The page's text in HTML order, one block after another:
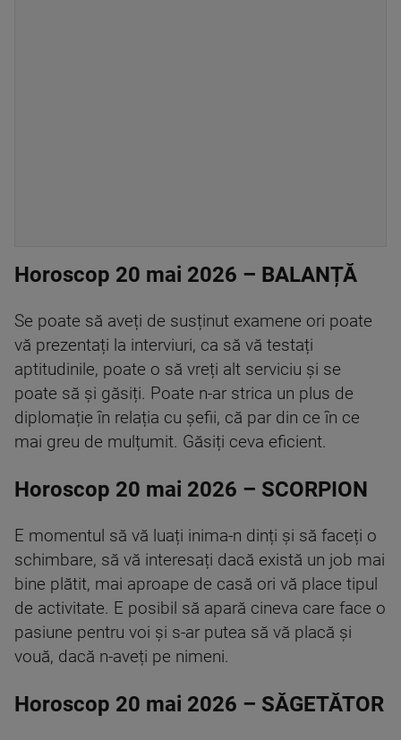
Horoscop 20 mai 2026 – BALANȚĂ
Se poate să aveți de susținut examene ori poate
vă prezentați la interviuri, ca să vă testați
aptitudinile, poate o să vreți alt serviciu și se
poate să și găsiți. Poate n-ar strica un plus de
diplomație în relația cu șefii, că par din ce în ce
mai greu de mulțumit. Găsiți ceva eficient.
Horoscop 20 mai 2026 – SCORPION
E momentul să vă luați inima-n dinți și să faceți o
schimbare, să vă interesați dacă există un job mai
bine plătit, mai aproape de casă ori vă place tipul
de activitate. E posibil să apară cineva care face o
pasiune pentru voi și s-ar putea să vă placă și
vouă, dacă n-aveți pe nimeni.
Horoscop 20 mai 2026 – SĂGETĂTOR